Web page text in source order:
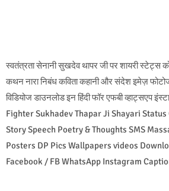
स्वतंत्रता सेनानी सुखदेव थापर जी पर शायरी स्टेट्स
कथन नारा निबंध कविता कहानी और संदेश इमेज़ फोटोज
विडियोज डाउनलोड इन हिंदी फॉर एफबी व्हाट्सएप
Fighter Sukhadev Thapar Ji Shayari Status
Story Speech Poetry & Thoughts SMS
Posters DP Pics Wallpapers videos
Facebook / FB WhatsApp Instagram